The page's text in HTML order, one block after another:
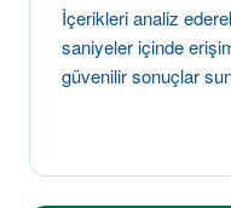
İçerikleri analiz
saniyeler içinde
güvenilir sonuçlar